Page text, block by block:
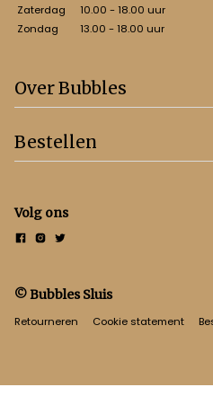
Zaterdag
10.00 - 18.00 uur
Zondag
13.00 - 18.00 uur
Over Bubbles
Bestellen
Volg ons
© Bubbles Sluis
Retourneren Cookie statement